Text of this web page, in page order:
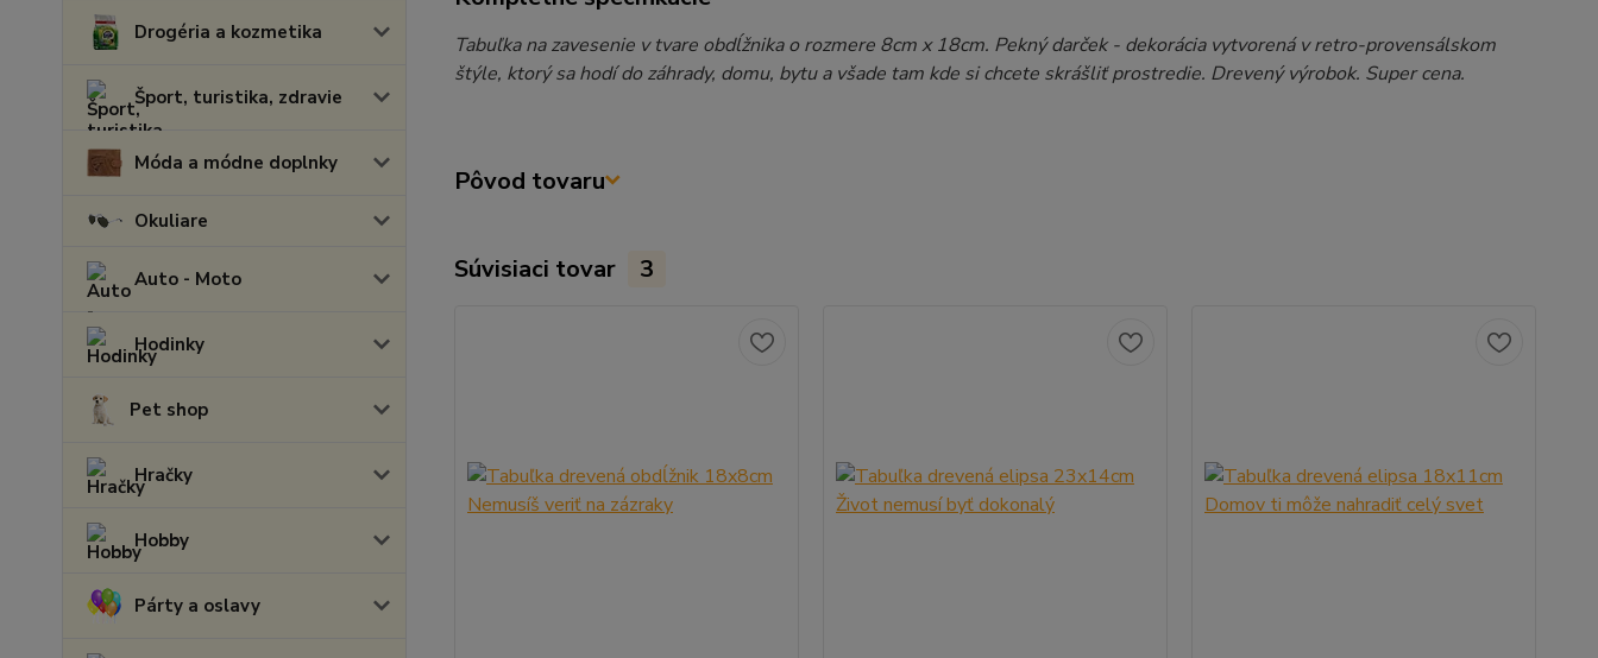
Drogéria a kozmetika
Šport, turistika, zdravie
Móda a módne doplnky
Okuliare
Auto - Moto
Hodinky
Pet shop
Hračky
Hobby
Párty a oslavy
Tabuľka na zavesenie v tvare obdĺžnika o rozmere 8cm x 18cm. Pekný darček - dekorácia vytvorená v retro-provensálskom
štýle, ktorý sa hodí do záhrady, domu, bytu a všade tam kde si chcete skrášliť prostredie. Drevený výrobok. Super cena.
Pôvod tovaru
Súvisiaci tovar 3